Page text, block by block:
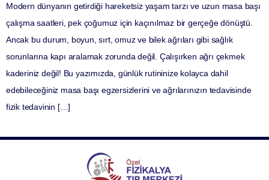
Modern dünyanın getirdiği hareketsiz yaşam tarzı ve uzun masa başı
çalışma saatleri, pek çoğumuz için kaçınılmaz bir gerçeğe dönüştü.
Ancak bu durum, boyun, sırt, omuz ve bilek ağrıları gibi sağlık
sorunlarına kapı aralamak zorunda değil. Çalışırken ağrı çekmek
kaderiniz değil! Bu yazımızda, günlük rutininize kolayca dahil
edebileceğiniz masa başı egzersizlerini ve ağrılarınızın tedavisinde
fizik tedavinin […]